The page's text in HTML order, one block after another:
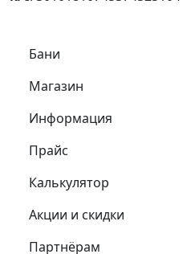
Самое важное
Бани
Магазин
Информация
Прайс
Калькулятор
Акции и скидки
Партнёрам